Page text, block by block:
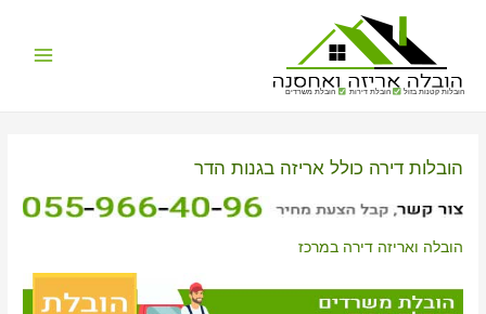
הובלות קטנות בזול הובלת דירות הובלת משרדים
הובלות דירה כולל אריזה בגנות הדר
הובלה ואריזה דירה במרכז